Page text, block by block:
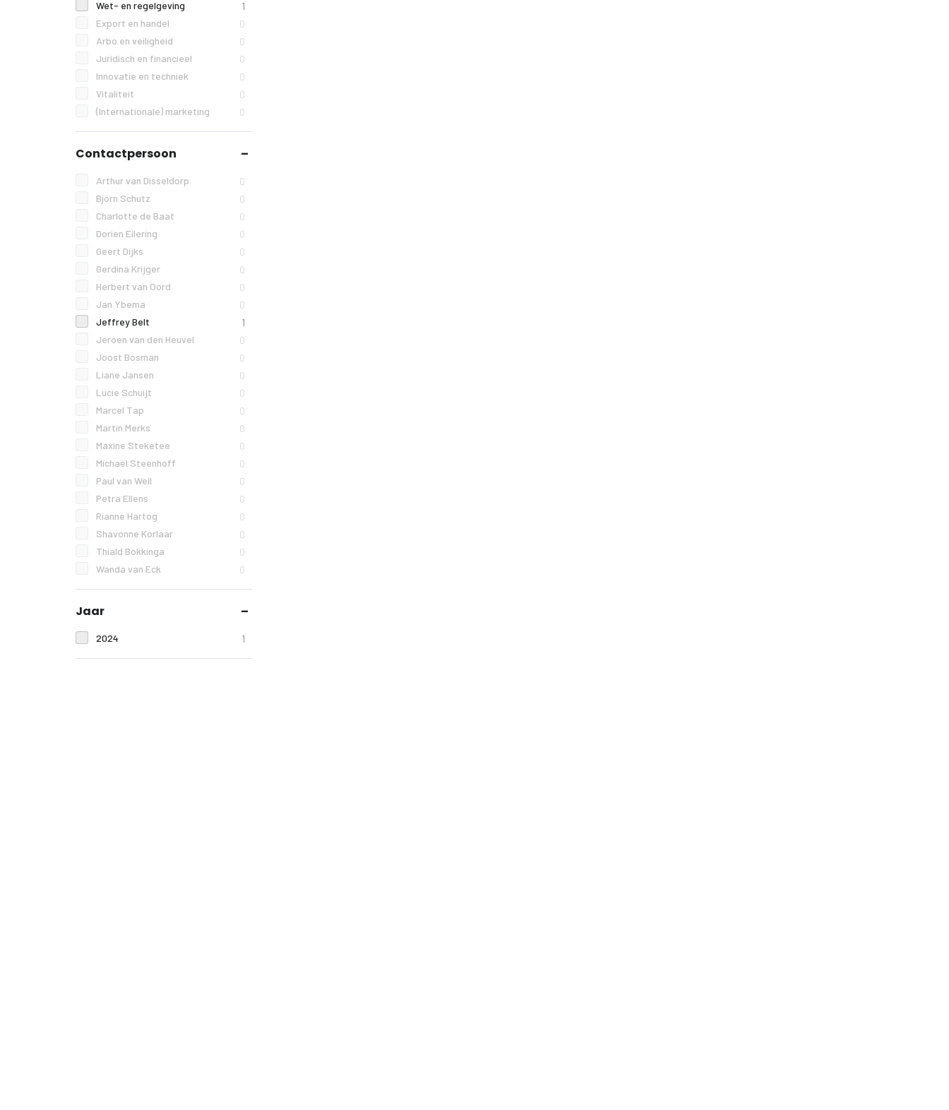
Wet- en regelgeving 1
Export en handel 0
Arbo en veiligheid 0
Juridisch en financieel 0
Innovatie en techniek 0
Vitaliteit 0
(Internationale) marketing 0
Contactpersoon
Arthur van Disseldorp 0
Björn Schutz 0
Charlotte de Baat 0
Dorien Eilering 0
Geert Dijks 0
Gerdina Krijger 0
Herbert van Oord 0
Jan Ybema 0
Jeffrey Belt 1
Jeroen van den Heuvel 0
Joost Bosman 0
Liane Jansen 0
Lucie Schuijt 0
Marcel Tap 0
Martin Merks 0
Maxine Steketee 0
Michaël Steenhoff 0
Paul van Well 0
Petra Ellens 0
Rianne Hartog 0
Shavonne Korlaar 0
Thiald Bokkinga 0
Wanda van Eck 0
Jaar
2024 1